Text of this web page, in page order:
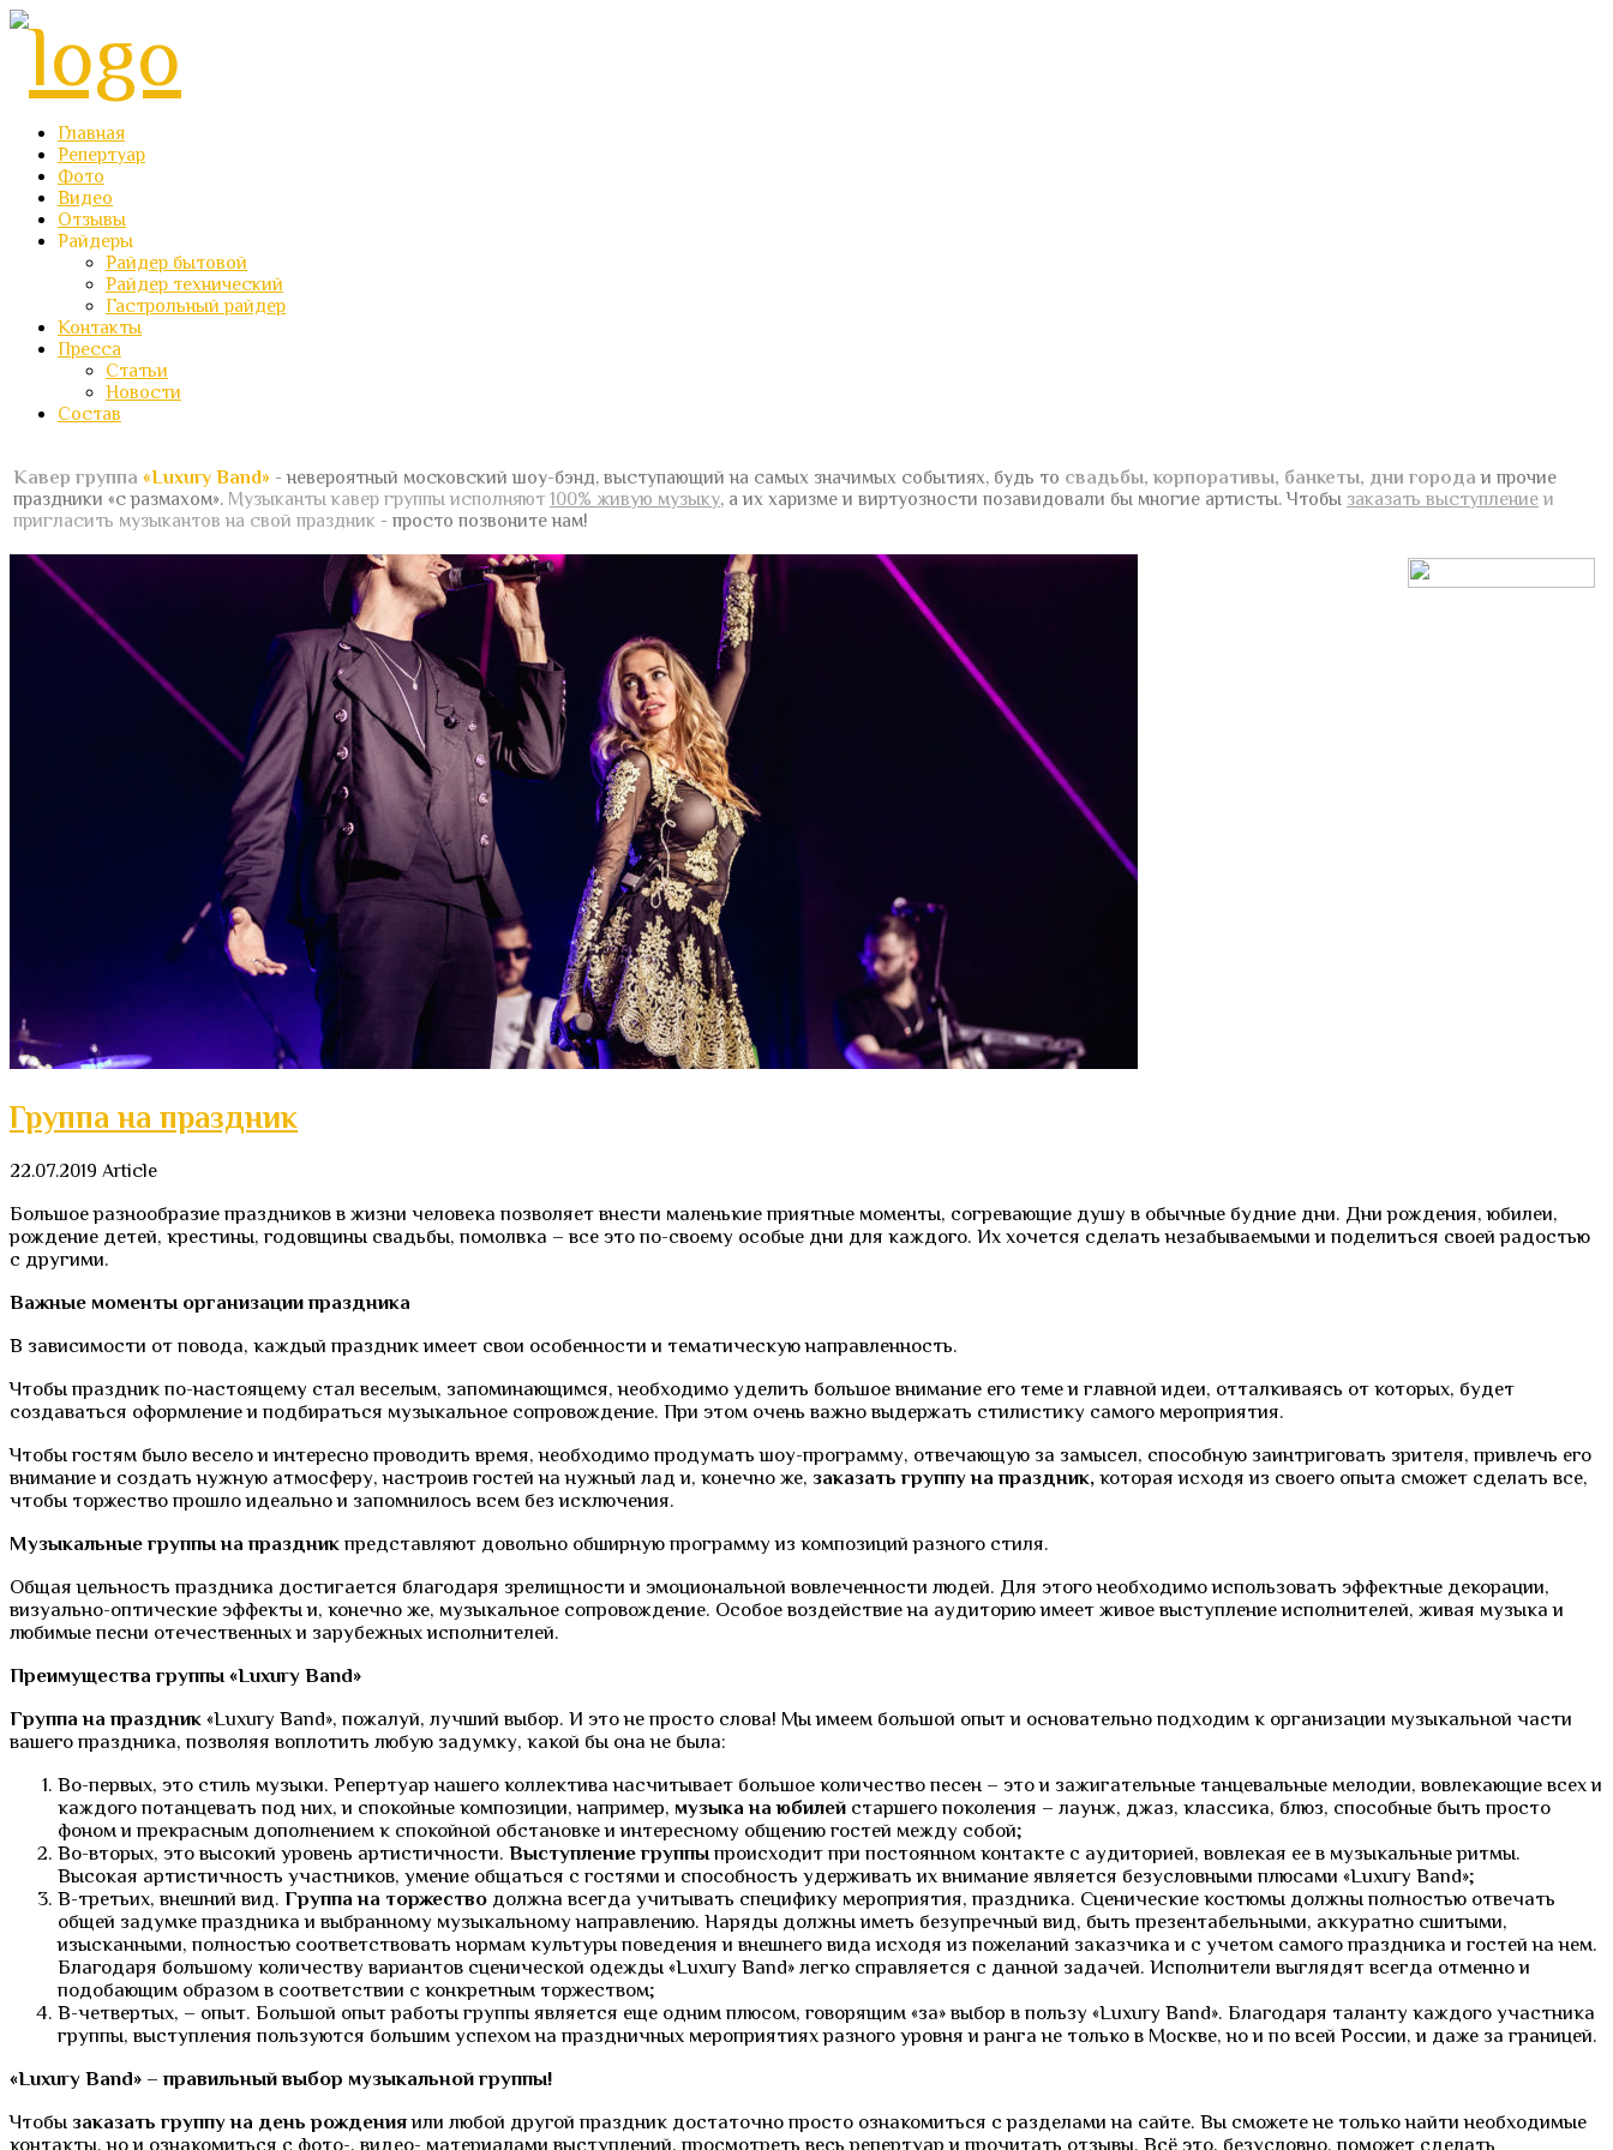
Главная
Репертуар
Фото
Видео
Отзывы
Райдеры
Райдер бытовой
Райдер технический
Гастрольный райдер
Контакты
Пресса
Статьи
Новости
Состав
Кавер группа «Luxury Band» - невероятный московский шоу-бэнд, выступающий на самых значимых событиях, будь то свадьбы, корпоративы, банкеты, дни города и прочие
праздники «с размахом». Музыканты кавер группы исполняют 100% живую музыку, а их харизме и виртуозности позавидовали бы многие артисты.Чтобы заказать выступлениеи
пригласить музыкантов на свой праздник - просто позвоните нам!
Группа на праздник
22.07.2019 Article
Большое разнообразие праздников в жизни человека позволяет внести маленькие приятные моменты, согревающие душу в обычные будние дни. Дни рождения, юбилеи,
рождение детей, крестины, годовщины свадьбы, помолвка – все это по-своему особые дни для каждого. Их хочется сделать незабываемыми и поделиться своей радостью
с другими.
Важные моменты организации праздника
В зависимости от повода, каждый праздник имеет свои особенности и тематическую направленность.
Чтобы праздник по-настоящему стал веселым, запоминающимся, необходимо уделить большое внимание его теме и главной идеи, отталкиваясь от которых, будет
создаваться оформление и подбираться музыкальное сопровождение. При этом очень важно выдержать стилистику самого мероприятия.
Чтобы гостям было весело и интересно проводить время, необходимо продумать шоу-программу, отвечающую за замысел, способную заинтриговать зрителя, привлечь его
внимание и создать нужную атмосферу, настроив гостей на нужный лад и, конечно же, заказать группу на праздник, которая исходя из своего опыта сможет сделать все,
чтобы торжество прошло идеально и запомнилось всем без исключения.
Музыкальные группы на праздникпредставляют довольно обширную программу из композиций разного стиля.
Общая цельность праздника достигается благодаря зрелищности и эмоциональной вовлеченности людей. Для этого необходимо использовать эффектные декорации,
визуально-оптические эффекты и, конечно же, музыкальное сопровождение. Особое воздействие на аудиторию имеет живое выступление исполнителей, живая музыка и
любимые песни отечественных и зарубежных исполнителей.
Преимущества группы «Luxury Band»
Группа на праздник «Luxury Band», пожалуй, лучший выбор. И это не просто слова! Мы имеем большой опыт и основательно подходим к организации музыкальной части
вашего праздника, позволяя воплотить любую задумку, какой бы она не была:
Во-первых, это стиль музыки. Репертуар нашего коллектива насчитывает большое количество песен – это и зажигательные танцевальные мелодии, вовлекающие всех и
каждого потанцевать под них, и спокойные композиции, например, музыка на юбилей старшего поколения – лаунж, джаз, классика, блюз, способные быть просто
фоном и прекрасным дополнением к спокойной обстановке и интересному общению гостей между собой;
Во-вторых, это высокий уровень артистичности. Выступление группыпроисходит при постоянном контакте с аудиторией, вовлекая ее в музыкальные ритмы.
Высокая артистичность участников, умение общаться с гостями и способность удерживать их внимание является безусловными плюсами «Luxury Band»;
В-третьих, внешний вид. Группа на торжество должна всегда учитывать специфику мероприятия, праздника. Сценические костюмы должны полностью отвечать
общей задумке праздника и выбранному музыкальному направлению. Наряды должны иметь безупречный вид, быть презентабельными, аккуратно сшитыми,
изысканными, полностью соответствовать нормам культуры поведения и внешнего вида исходя из пожеланий заказчика и с учетом самого праздника и гостей на нем.
Благодаря большому количеству вариантов сценической одежды «Luxury Band» легко справляется с данной задачей. Исполнители выглядят всегда отменно и
подобающим образом в соответствии с конкретным торжеством;
В-четвертых, – опыт. Большой опыт работы группы является еще одним плюсом, говорящим «за» выбор в пользу «Luxury Band». Благодаря таланту каждого участника
группы, выступления пользуются большим успехом на праздничных мероприятиях разного уровня и ранга не только в Москве, но и по всей России, и даже за границей.
«Luxury Band» –правильный выбор музыкальной группы!
Чтобы заказать группу на день рожденияили любой другой праздник достаточно просто ознакомиться с разделами на сайте. Вы сможете не только найти необходимые
контакты, но и ознакомиться с фото-, видео- материалами выступлений, просмотреть весь репертуар и прочитать отзывы. Всё это, безусловно, поможет сделать